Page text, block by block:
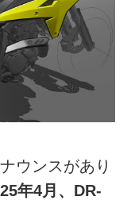
ウンスがあり
年4月、DR-